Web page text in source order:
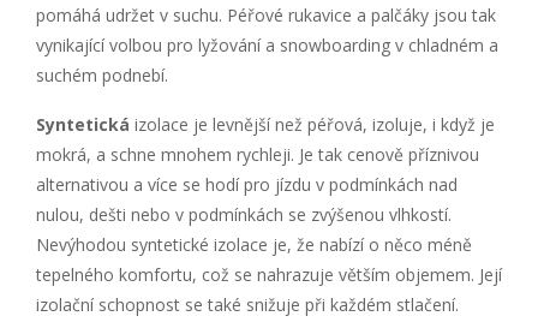
pomáhá udržet v suchu. Péřové rukavice a palčáky jsou tak
vynikající volbou pro lyžování a snowboarding v chladném a
suchém podnebí.
Syntetická izolace je levnější než péřová, izoluje, i když je
mokrá, a schne mnohem rychleji. Je tak cenově příznivou
alternativou a více se hodí pro jízdu v podmínkách nad
nulou, dešti nebo v podmínkách se zvýšenou vlhkostí.
Nevýhodou syntetické izolace je, že nabízí o něco méně
tepelného komfortu, což se nahrazuje větším objemem. Její
izolační schopnost se také snižuje při každém stlačení.